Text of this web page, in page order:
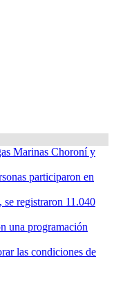
Marinas Choroní y
participaron en
se registraron 11.040
una programación
las condiciones de